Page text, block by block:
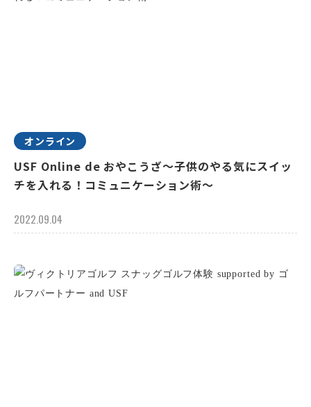
オンライン
USF Online de おやこうざ～子供のやる気にスイッ
チを入れる！コミュニケーション術～
2022.09.04